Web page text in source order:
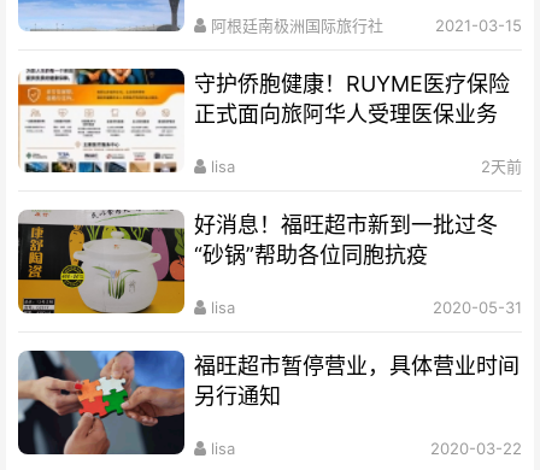
阿根廷南极洲国际旅行社 2021-03-15
守护侨胞健康！RUYME医疗保险
正式面向旅阿华人受理医保业务
lisa 2天前
好消息！福旺超市新到一批过冬
“砂锅”帮助各位同胞抗疫
lisa 2020-05-31
福旺超市暂停营业，具体营业时间
另行通知
lisa 2020-03-22